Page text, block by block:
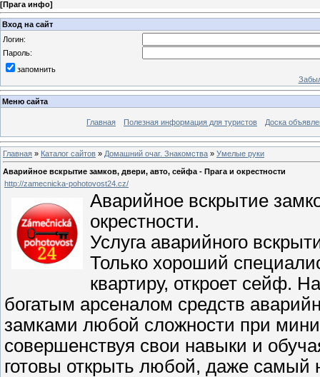
[Прага инфо]
Вход на сайт
Логин:
Пароль:
запомнить
Меню сайта
Главная Полезная информация для туристов Доска
Главная » Каталог сайтов » Домашний очаг. Знакомства » Умелые руки
Аварийное вскрытие замков, двери, авто, сейфа - Прага и окрестности
http://zamecnicka-pohotovost24.cz/
Аварийное вскрытие
окрестности.
Услуга аварийного
Только хороший
квартиру, откроет сейф.
богатым арсеналом средств
замками любой сложности при
совершенствуя свои навыки и
готовы открыть любой, даже самый